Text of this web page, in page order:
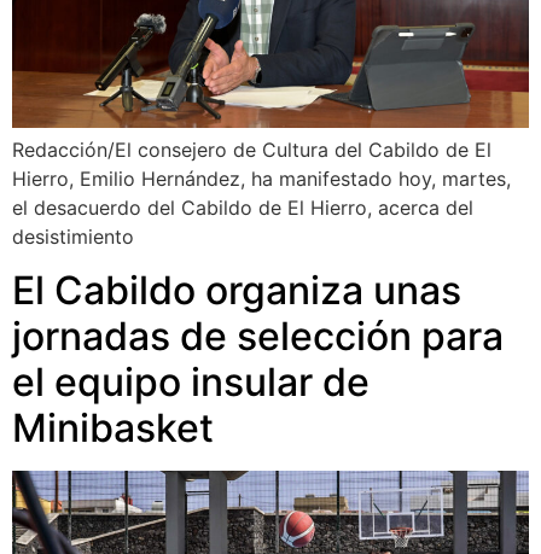
Redacción/El consejero de Cultura del Cabildo de El
Hierro, Emilio Hernández, ha manifestado hoy, martes,
el desacuerdo del Cabildo de El Hierro, acerca del
desistimiento
El Cabildo organiza unas
jornadas de selección para
el equipo insular de
Minibasket